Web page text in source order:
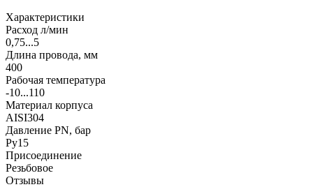
Характеристики
Расход л/мин
0,75...5
Длина провода, мм
400
Рабочая температура
-10...110
Материал корпуса
AISI304
Давление PN, бар
Ру15
Присоединение
Резьбовое
Отзывы